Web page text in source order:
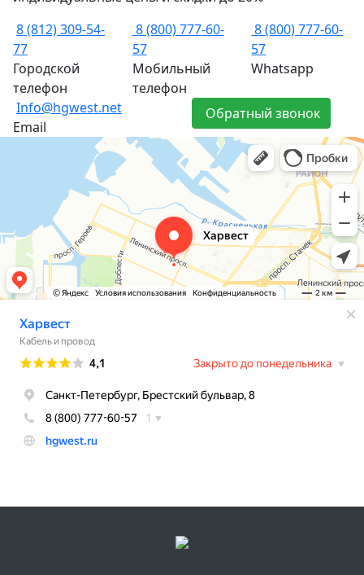
8 (812) 309-54-
77
Городской
телефон
8 (800) 777-60-
57
Мобильный
телефон
8 (800) 777-60-
57
Whatsapp
Info@hgwest.net
Email
Обратный звонок